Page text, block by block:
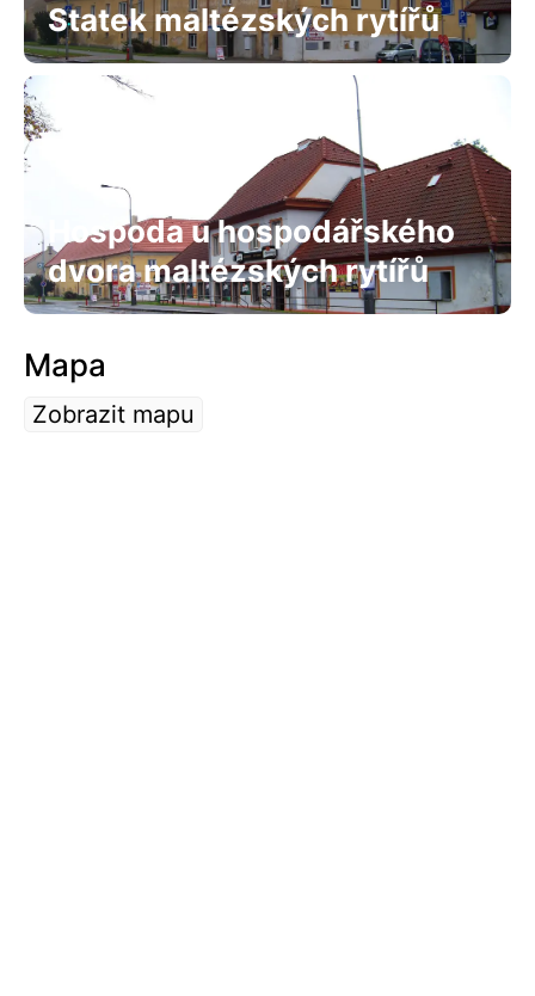
Statek maltézských rytířů
Hospoda u hospodářského
dvora maltézských rytířů
Mapa
Zobrazit mapu